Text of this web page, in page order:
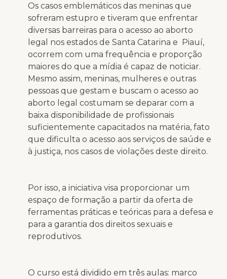
Os casos emblemáticos das meninas que
sofreram estupro e tiveram que enfrentar
diversas barreiras para o acesso ao aborto
legal nos estados de Santa Catarina e Piauí,
ocorrem com uma frequência e proporção
maiores do que a mídia é capaz de noticiar.
Mesmo assim, meninas, mulheres e outras
pessoas que gestam e buscam o acesso ao
aborto legal costumam se deparar com a
baixa disponibilidade de profissionais
suficientemente capacitados na matéria, fato
que dificulta o acesso aos serviços de saúde e
à justiça, nos casos de violações deste direito.
Por isso, a iniciativa visa proporcionar um
espaço de formação a partir da oferta de
ferramentas práticas e teóricas para a defesa e
para a garantia dos direitos sexuais e
reprodutivos.
O curso está dividido em três aulas: marco